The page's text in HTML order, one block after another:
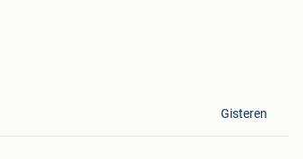
Gisteren